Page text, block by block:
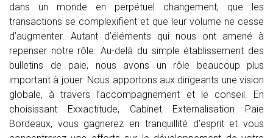
dans un monde en perpétuel changement, que les
transactions se complexifient et que leur volume ne cesse
d’augmenter. Autant d’éléments qui nous ont amené à
repenser notre rôle. Au-delà du simple établissement des
bulletins de paie, nous avons un rôle beaucoup plus
important à jouer. Nous apportons aux dirigeants une vision
globale, à travers l’accompagnement et le conseil. En
choisissant Exxactitude, Cabinet Externalisation Paie
Bordeaux, vous gagnerez en tranquillité d’esprit et vous